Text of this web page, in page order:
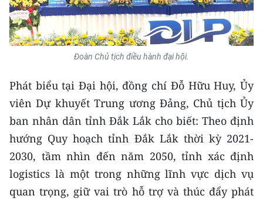
Đồng bằng sông Cửu Long
Chuyên trang Hà Nội
Chuyên trang TP. Hồ Chí Minh
CHUYÊN ĐỀ
CÁC CHUYÊN TRANG
VỀ BÁO NHÂN DÂN
THỜI NAY
Đoàn Chủ tịch điều hành đại hội.
Phát biểu tại Đại hội, đồng chí Đỗ Hữu Huy, Ủy
viên Dự khuyết Trung ương Đảng, Chủ tịch Ủy
ban nhân dân tỉnh Đắk Lắk cho biết: Theo định
hướng Quy hoạch tỉnh Đắk Lắk thời kỳ 2021-
2030, tầm nhìn đến năm 2050, tỉnh xác định
logistics là một trong những lĩnh vực dịch vụ
quan trọng, giữ vai trò hỗ trợ và thúc đẩy phát